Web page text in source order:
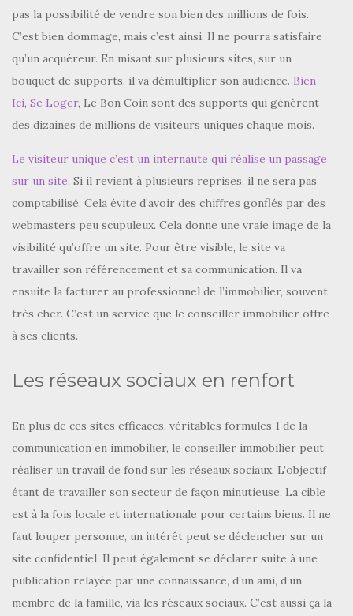
pas la possibilité de vendre son bien des millions de fois.
C’est bien dommage, mais c’est ainsi. Il ne pourra satisfaire
qu’un acquéreur. En misant sur plusieurs sites, sur un
bouquet de supports, il va démultiplier son audience. Bien
Ici, Se Loger, Le Bon Coin sont des supports qui génèrent
des dizaines de millions de visiteurs uniques chaque mois.
Le visiteur unique c’est un internaute qui réalise un passage
sur un site. Si il revient à plusieurs reprises, il ne sera pas
comptabilisé. Cela évite d’avoir des chiffres gonflés par des
webmasters peu scupuleux. Cela donne une vraie image de la
visibilité qu’offre un site. Pour être visible, le site va
travailler son référencement et sa communication. Il va
ensuite la facturer au professionnel de l’immobilier, souvent
très cher. C’est un service que le conseiller immobilier offre
à ses clients.
Les réseaux sociaux en renfort
En plus de ces sites efficaces, véritables formules 1 de la
communication en immobilier, le conseiller immobilier peut
réaliser un travail de fond sur les réseaux sociaux. L’objectif
étant de travailler son secteur de façon minutieuse. La cible
est à la fois locale et internationale pour certains biens. Il ne
faut louper personne, un intérêt peut se déclencher sur un
site confidentiel. Il peut également se déclarer suite à une
publication relayée par une connaissance, d’un ami, d’un
membre de la famille, via les réseaux sociaux. C’est aussi ça la